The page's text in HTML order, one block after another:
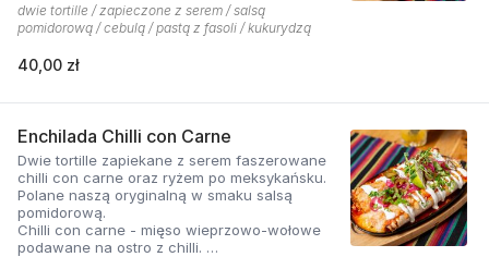
dwie tortille / zapieczone z serem / salsą
pomidorową / cebulą / pastą z fasoli / kukurydzą
40,00 zł
Enchilada Chilli con Carne
Dwie tortille zapiekane z serem faszerowane
chilli con carne oraz ryżem po meksykańsku.
Polane naszą oryginalną w smaku salsą
pomidorową.
Chilli con carne - mięso wieprzowo-wołowe
podawane na ostro z chilli.